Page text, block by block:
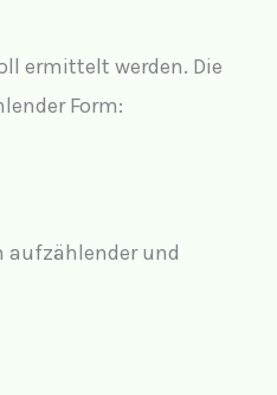
ermittelt werden. Die
Form:
aufzählender und